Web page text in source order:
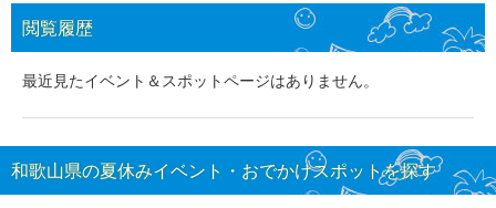
閲覧履歴
最近見たイベント＆スポットページはありません。
和歌山県の夏休みイベント・おでかけスポットを探す